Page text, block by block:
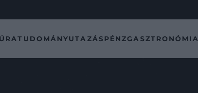
TUDOMÁNYUTAZÁSPÉNZGASZTRONÓMIA